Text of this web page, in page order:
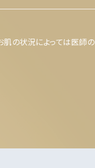
肌の状況によっては医師の